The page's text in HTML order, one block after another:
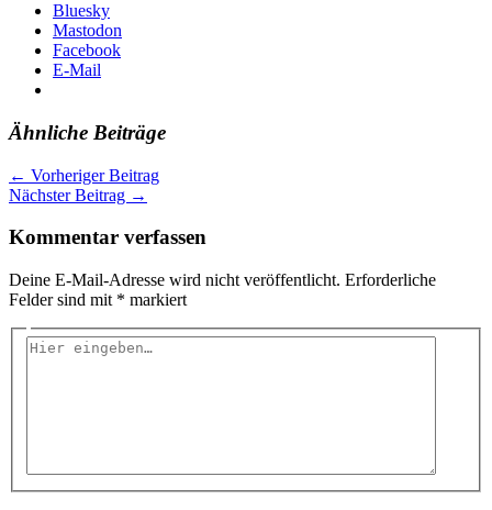
Bluesky
Mastodon
Facebook
E-Mail
Ähnliche Beiträge
← Vorheriger Beitrag
Nächster Beitrag →
Kommentar verfassen
Deine E-Mail-Adresse wird nicht veröffentlicht. Erforderliche
Felder sind mit * markiert
Hier